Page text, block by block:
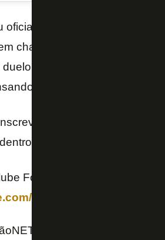
oficialmente a contratação de
chance de ser regularizado
pelo Brasileirão, o
no duelo de volta da
se no nosso canal no
das últimas notícias do
FogãoNET+ e ganhe
channel/